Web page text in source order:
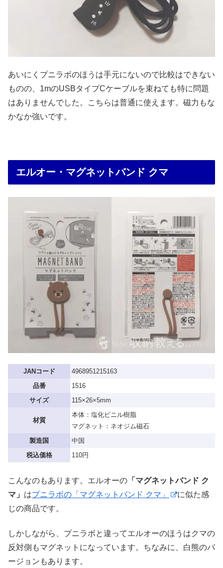
あいにくプニラボのほうは手元にないので比較はできない
ものの、1mのUSBタイプCケーブルを束ねても特に問題
はありませんでした。こちらは普通に使えます。磁力もな
かなか強いです。
エルオー・マグネットバンド クマ
JANコード
4968951215163
品番
1516
サイズ
115×26×5mm
材質
本体：塩化ビニル樹脂
マグネット：ネオジム磁石
製造国
中国
税込価格
110円
こんなのもあります。エルオーの 「マグネットバンド ク
マ」 はプニラボの「マグネットバンド クマ」
に似た感
じの商品です。
しかしながら、プニラボと違ってエルオーのほうはクマの
反対側もマグネットになっています。ちなみに、白熊のバ
ージョンもあります。